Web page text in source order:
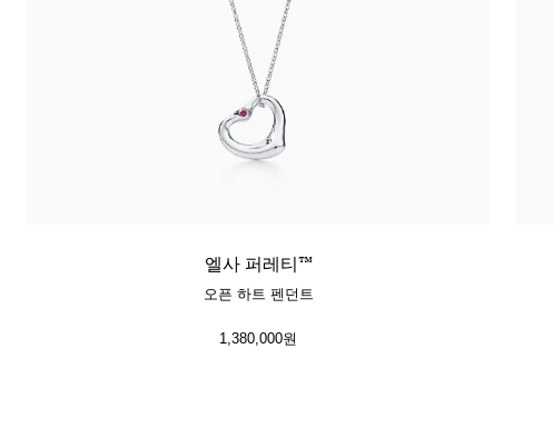
엘사 퍼레티™
오픈 하트 펜던트
1,380,000원